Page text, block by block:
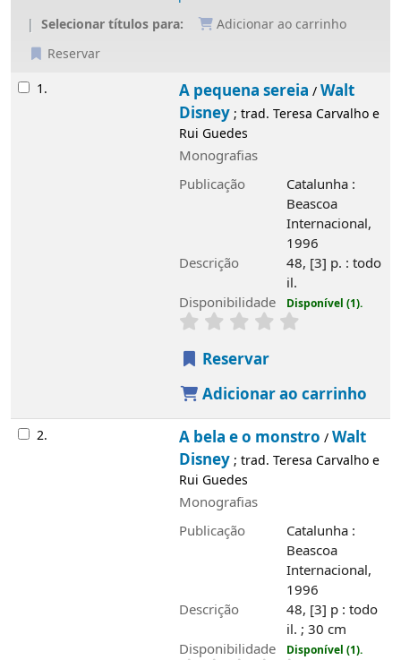
Selecionar títulos para:
Adicionar ao carrinho
Reservar
Resultados
1. A pequena sereia /Walt
Disney; trad. Teresa Carvalho e
Rui Guedes
Monografias
Publicação
Catalunha :
Beascoa
Internacional,
1996
Descrição
48, [3] p. : todo
il.
Disponibilidade
Disponível (1).
Reservar
Adicionar ao carrinho
2. A bela e o monstro /Walt
Disney; trad. Teresa Carvalho e
Rui Guedes
Monografias
Publicação
Catalunha :
Beascoa
Internacional,
1996
Descrição
48, [3] p : todo
il. ; 30 cm
Disponibilidade
Disponível (1).